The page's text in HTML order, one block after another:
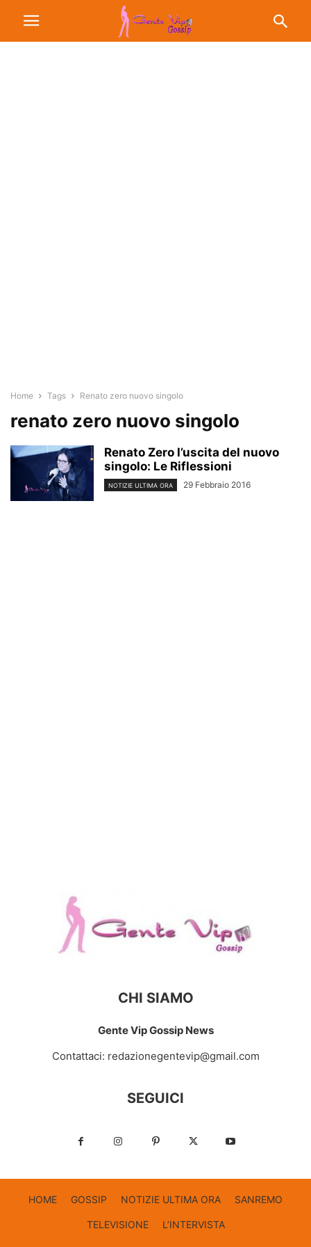
Home Tags Renato zero nuovo singolo
renato zero nuovo singolo
Renato Zero l’uscita del nuovo
singolo: Le Riflessioni
NOTIZIE ULTIMA ORA 29 Febbraio 2016
CHI SIAMO
Gente Vip Gossip News
Contattaci: redazionegentevip@gmail.com
SEGUICI
HOME GOSSIP NOTIZIE ULTIMA ORA SANREMO
TELEVISIONE L’INTERVISTA